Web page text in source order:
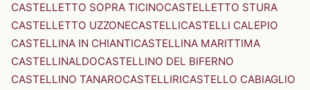
CASTELLETTO SOPRA TICINOCASTELLETTO STURA
CASTELLETTO UZZONECASTELLICASTELLI CALEPIO
CASTELLINA IN CHIANTICASTELLINA MARITTIMA
CASTELLINALDOCASTELLINO DEL BIFERNO
CASTELLINO TANAROCASTELLIRICASTELLO CABIAGLIO